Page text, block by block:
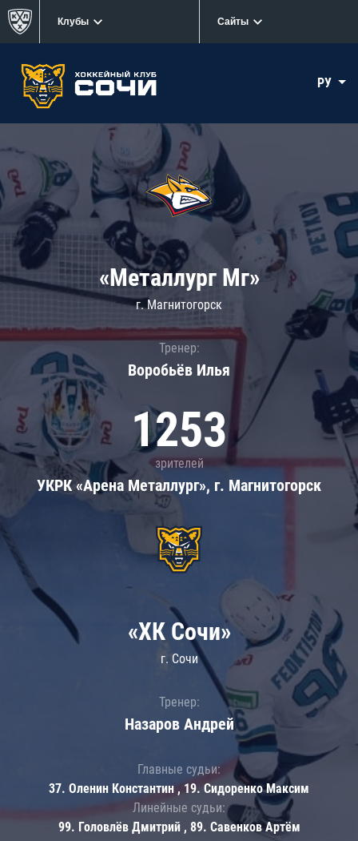
Клубы Сайты
РУ
«Металлург Мг»
г. Магнитогорск
Тренер:
Воробьёв Илья
1253
зрителей
УКРК «Арена Металлург», г. Магнитогорск
«ХК Сочи»
г. Сочи
Тренер:
Назаров Андрей
Главные судьи:
37. Оленин Константин , 19. Сидоренко Максим
Линейные судьи:
99. Головлёв Дмитрий , 89. Савенков Артём